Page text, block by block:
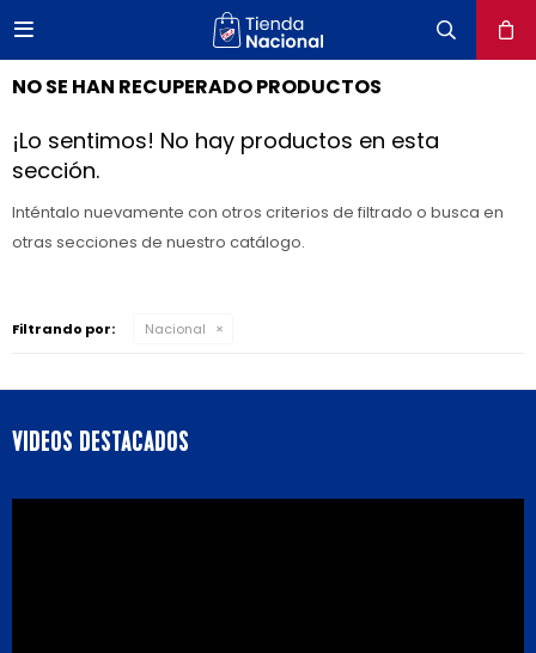

NO SE HAN RECUPERADO PRODUCTOS
¡Lo sentimos! No hay productos en esta
sección.
Inténtalo nuevamente con otros criterios de filtrado o busca en
otras secciones de nuestro catálogo.
Filtrando por: Nacional
VIDEOS DESTACADOS
close